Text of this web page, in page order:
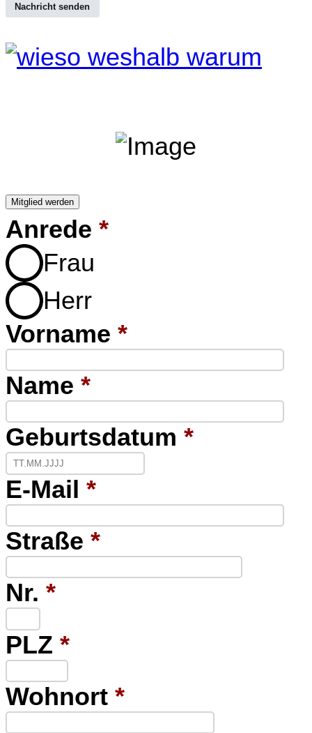
Nachricht senden
Mitglied werden
Anrede *
Frau
Herr
Vorname *
Name *
Geburtsdatum *
E-Mail *
Straße *
Nr. *
PLZ *
Wohnort *